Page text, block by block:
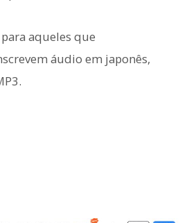
aqueles que
áudio em japonês,